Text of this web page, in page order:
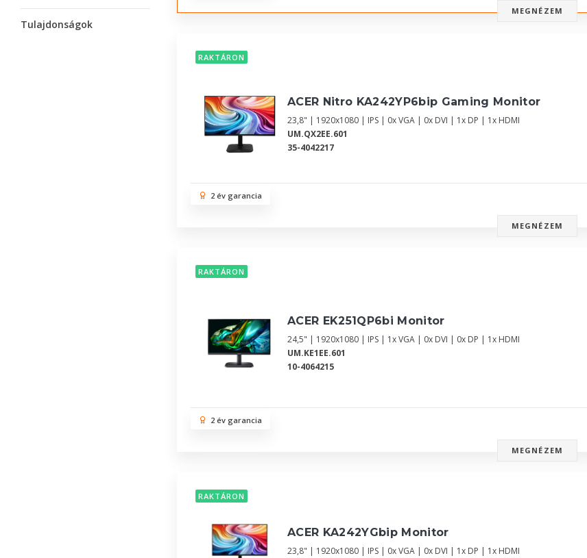
Tulajdonságok
MEGNÉZEM
RAKTÁRON
ACER Nitro KA242YP6bip Gaming Monitor
23,8" | 1920x1080 | IPS | 0x VGA | 0x DVI | 1x DP | 1x HDMI
UM.QX2EE.601
35-4042217
2 év garancia
MEGNÉZEM
RAKTÁRON
ACER EK251QP6bi Monitor
24,5" | 1920x1080 | IPS | 1x VGA | 0x DVI | 0x DP | 1x HDMI
UM.KE1EE.601
10-4064215
2 év garancia
MEGNÉZEM
RAKTÁRON
ACER KA242YGbip Monitor
23,8" | 1920x1080 | IPS | 0x VGA | 0x DVI | 1x DP | 1x HDMI